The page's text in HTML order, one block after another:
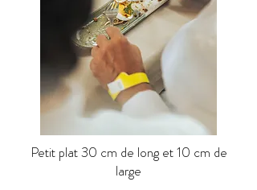
Petit plat 30 cm de long et 10 cm de
large